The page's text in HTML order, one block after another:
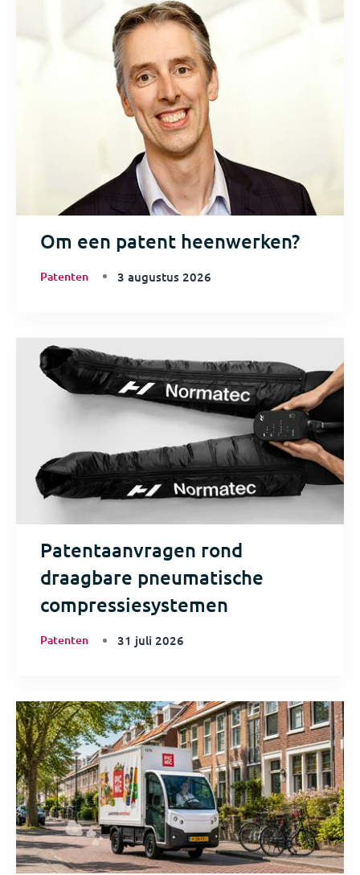
Om een patent heenwerken?
Patenten 3 augustus 2026
Patentaanvragen rond
draagbare pneumatische
compressiesystemen
Patenten 31 juli 2026